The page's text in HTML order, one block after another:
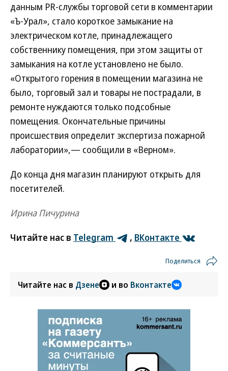
данным PR-службы торговой сети в комментарии
«Ъ-Урал», стало короткое замыкание на
электрическом котле, принадлежащего
собственнику помещения, при этом защиты от
замыкания на котле установлено не было.
«Открытого горения в помещении магазина не
было, торговый зал и товары не пострадали, в
ремонте нуждаются только подсобные
помещения. Окончательные причины
происшествия определит экспертиза пожарной
лаборатории»,— сообщили в «Верном».
До конца дня магазин планируют открыть для
посетителей.
Ирина Пичурина
Читайте нас в Telegram , ВКонтакте
Поделиться
Читайте нас в Дзене и во Вконтакте